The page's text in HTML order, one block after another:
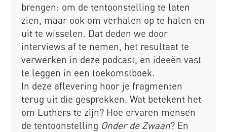
brengen: om de tentoonstelling te laten
zien, maar ook om verhalen op te halen en
uit te wisselen. Dat deden we door
interviews af te nemen, het resultaat te
verwerken in deze podcast, en ideeën vast
te leggen in een toekomstboek.
In deze aflevering hoor je fragmenten
terug uit die gesprekken. Wat betekent het
om Luthers te zijn? Hoe ervaren mensen
de tentoonstelling Onder de Zwaan? En